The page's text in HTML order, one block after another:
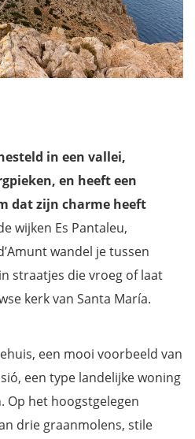
in een vallei,
en heeft een
dat zijn charme heeft
wijken Es Pantaleu,
wandel je tussen
straatjes die vroeg of laat
kerk van Santa María.
een mooi voorbeeld van
een type landelijke woning
Op het hoogstgelegen
drie graanmolens, stile